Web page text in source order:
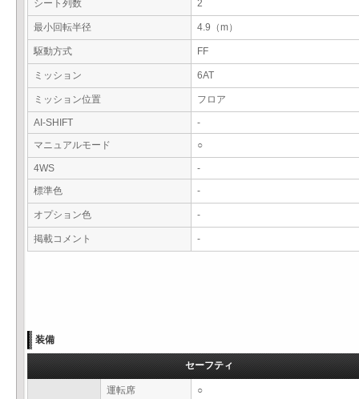
シート列数 2
最小回転半径 4.9（m）
駆動方式 FF
ミッション 6AT
ミッション位置 フロア
AI-SHIFT
-
マニュアルモード
○
4WS
-
標準色
-
オプション色 -
掲載コメント -
装備
セーフティ
運転席 ○